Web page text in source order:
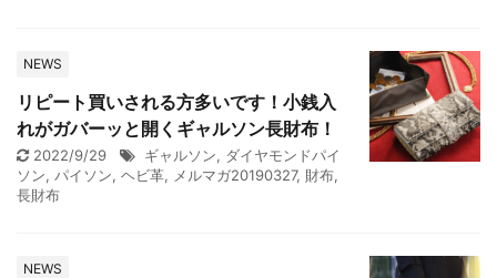
NEWS
リピート買いされる方多いです！小銭入
れがガバーッと開くギャルソン長財布！
2022/9/29 ギャルソン, ダイヤモンドパイ
ソン, パイソン, ヘビ革, メルマガ20190327, 財布,
長財布
NEWS